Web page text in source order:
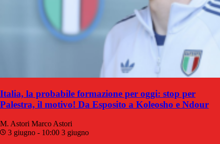
Italia, la probabile formazione per oggi: stop per
Palestra, il motivo! Da Esposito a Koleosho e Ndour
M. Astori Marco Astori
3 giugno - 10:00 3 giugno